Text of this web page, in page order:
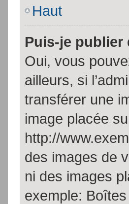
Haut
Puis-je publier
Oui, vous
ailleurs, si
transférer une
image placée
http://
des images de
ni des images
exemple: